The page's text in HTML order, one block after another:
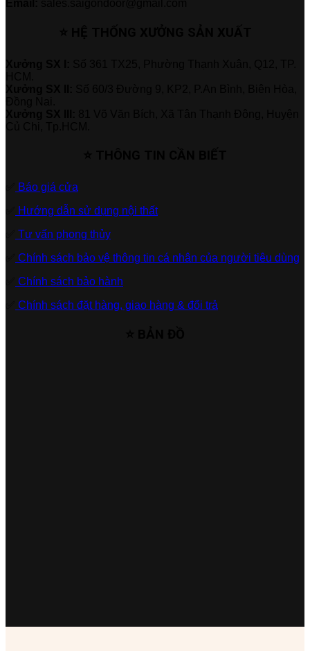
Báo giá cửa
Hướng dẫn sử dụng nội thất
Tư vấn phong thủy
Chính sách bảo vệ thông tin cá nhân của người tiêu dùng
Chính sách bảo hành
Chính sách đặt hàng, giao hàng & đổi trả